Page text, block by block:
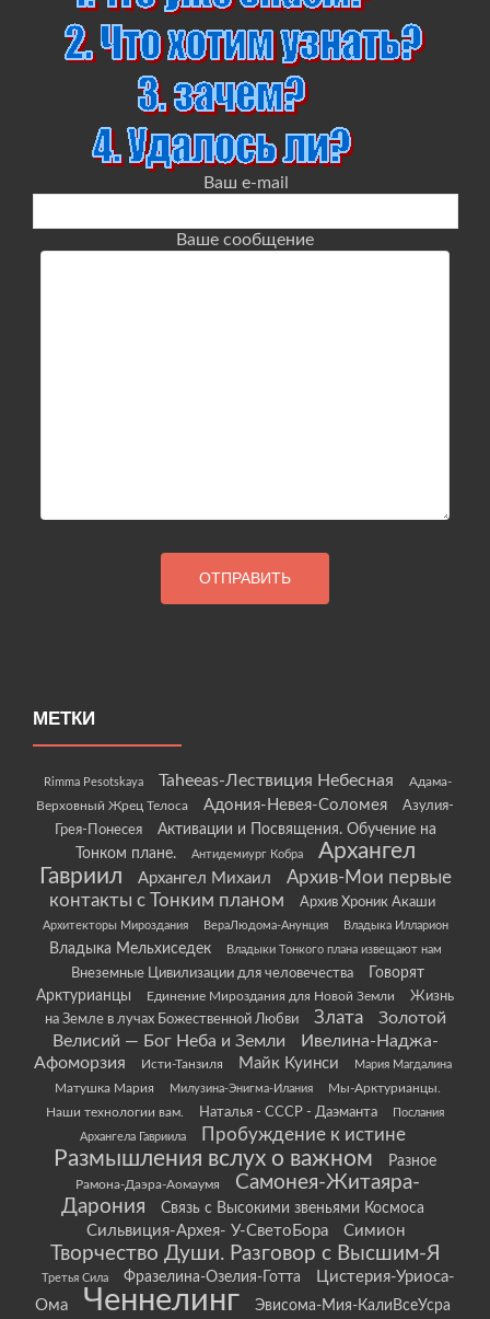
Ваш e-mail
Ваше сообщение
МЕТКИ
Rimma Pesotskaya Taheeas-Лествиция Небесная
Адама-
Верховный Жрец Телоса
Адония-Невея-Соломея
Азулия-
Грея-Понесея
Активации и Посвящения. Обучение на
Тонком плане.
Антидемиург Кобра
Архангел
Гавриил
Архангел Михаил
Архив-Мои первые
контакты с Тонким планом
Архив Хроник Акаши
Архитекторы Мироздания ВераЛюдома-Анунция Владыка Илларион
Владыка Мельхиседек Владыки Тонкого плана извещают нам
Внеземные Цивилизации для человечества
Говорят
Арктурианцы
Единение Мироздания для Новой Земли
Жизнь
на Земле в лучах Божественной Любви
Злата
Золотой
Велисий — Бог Неба и Земли
Ивелина-Наджа-
Афоморзия
Исти-Танзиля Майк Куинси Мария Магдалина
Матушка Мария Милузина-Энигма-Илания
Мы-Арктурианцы.
Наши технологии вам.
Наталья - СССР - Даэманта
Послания
Архангела Гавриила
Пробуждение к истине
Размышления вслух о важном Разное
Рамона-Даэра-Аомаумя
Самонея-Житаяра-
Дарония
Связь с Высокими звеньями Космоса
Сильвиция-Архея- У-СветоБора Симион
Творчество Души. Разговор с Высшим-Я
Третья Сила Фразелина-Озелия-Готта
Цистерия-Уриоса-
Ома
Ченнелинг Эвисома-Мия-КалиВсеУсра